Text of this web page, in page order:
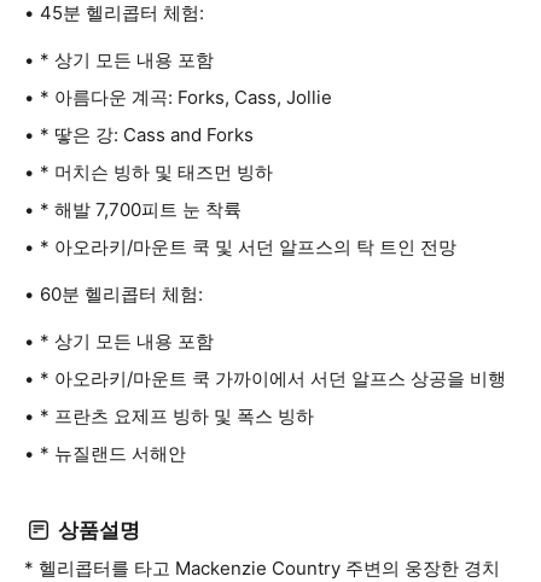
45분 헬리콥터 체험:
* 상기 모든 내용 포함
* 아름다운 계곡: Forks, Cass, Jollie
* 땋은 강: Cass and Forks
* 머치슨 빙하 및 태즈먼 빙하
* 해발 7,700피트 눈 착륙
* 아오라키/마운트 쿡 및 서던 알프스의 탁 트인 전망
60분 헬리콥터 체험:
* 상기 모든 내용 포함
* 아오라키/마운트 쿡 가까이에서 서던 알프스 상공을 비행
* 프란츠 요제프 빙하 및 폭스 빙하
* 뉴질랜드 서해안
상품설명
* 헬리콥터를 타고 Mackenzie Country 주변의 웅장한 경치